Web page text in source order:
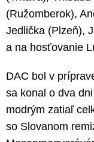
(Ružomberok),
Jedlička (Plzeň),
a na hosťovanie
DAC bol v
sa konal o dva
modrým zatiaľ
so Slovanom